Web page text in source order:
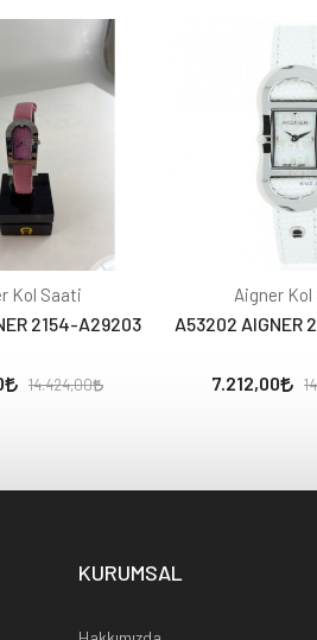
Kol Saati
2154-A29203
14.424,00
Aigner
A53202 AIGNER
7.212,00
KURUMSAL